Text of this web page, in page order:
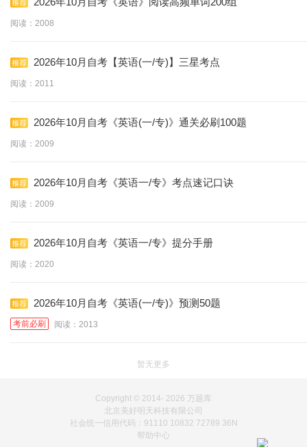
阅读：2008
2026年10月自考【英语(一/专)】三星考点
阅读：2011
2026年10月自考《英语(一/专)》通关必刷100题
阅读：2009
2026年10月自考《英语一/专》考点速记口诀
阅读：2009
2026年10月自考《英语一/专》提分手册
阅读：2020
2026年10月自考《英语(一/专)》预测50题
考前必刷 阅读：2013
暂无更多
Copyright © 2014- 2026 万题库
北京美好明天科技有限公司
社会统一信用代码：91110 10832 72789 36N
帮助中心